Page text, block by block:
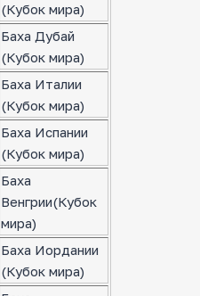
(Кубок мира)
Баха Дубай
(Кубок мира)
Баха Италии
(Кубок мира)
Баха Испании
(Кубок мира)
Баха
Венгрии(Кубок
мира)
Баха Иордании
(Кубок мира)